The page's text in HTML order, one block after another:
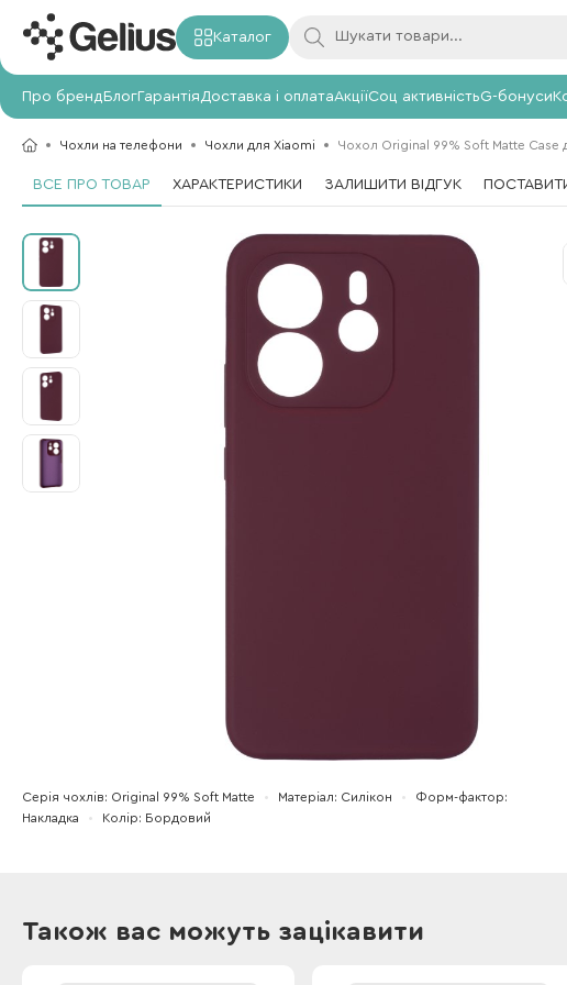
Каталог
Про брендБлогГарантія Доставка і оплатаАкціїСоц активністьG-бонуси
Чохли на телефони Чохли для Xiaomi Чохол Original 99% Soft Matte Case
ВСЕ ПРО ТОВАР ХАРАКТЕРИСТИКИ ЗАЛИШИТИ ВІДГУК
Серія чохлів Original 99% Soft Matte Матеріал Силікон
Форм-фактор
Накладка
Колір Бордовий
Також вас можуть зацікавити